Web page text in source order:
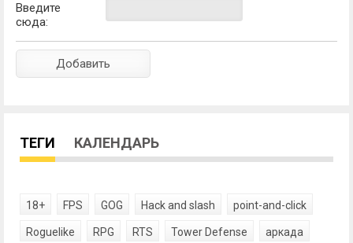
Введите
сюда:
ТЕГИ КАЛЕНДАРЬ
18+ FPS GOG Hack and slash point-and-click
Roguelike RPG RTS Tower Defense аркада